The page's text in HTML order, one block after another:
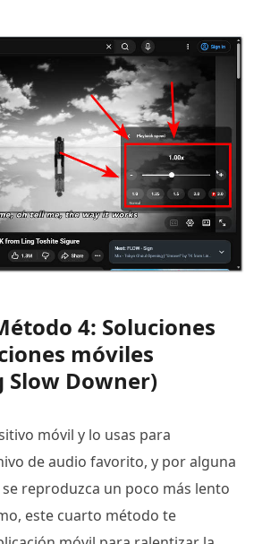
4: Soluciones
móviles
Slow Downer)
móvil y lo usas para
de audio favorito, y por alguna
reproduzca un poco más lento
este cuarto método te